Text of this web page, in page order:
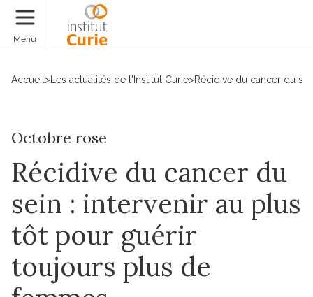
Menu
Accueil > Les actualités de l'Institut Curie>Récidive du cancer du
Octobre rose
Récidive du cancer du
sein : intervenir au plus
tôt pour guérir
toujours plus de